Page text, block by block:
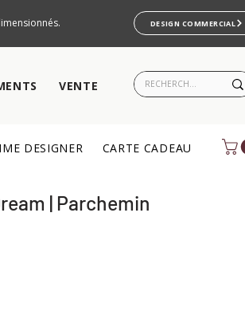
DESIGN COMMERCIAL
VENTE
DESIGNER CARTE CADEAU
| Parchemin